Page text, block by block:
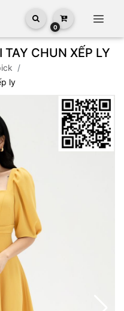
0
CHUN XẾP LY
ly